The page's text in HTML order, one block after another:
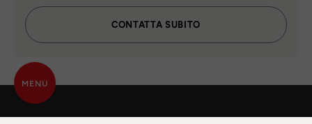
CONTATTA SUBITO
MENU